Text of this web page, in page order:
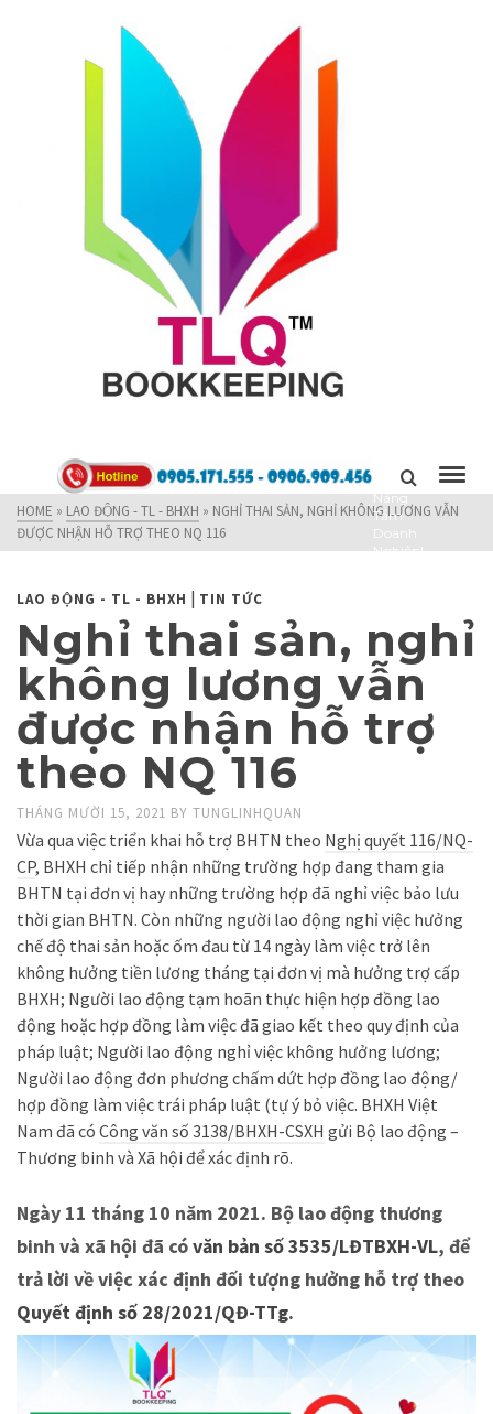
Kết Nối,
Nâng
Tầm
Doanh
Nghiệp!
HOME » LAO ĐỘNG - TL - BHXH » NGHỈ THAI SẢN, NGHỈ KHÔNG LƯƠNG VẪN
ĐƯỢC NHẬN HỖ TRỢ THEO NQ 116
LAO ĐỘNG - TL - BHXH | TIN TỨC
Nghỉ thai sản, nghỉ
không lương vẫn
được nhận hỗ trợ
theo NQ 116
THÁNG MƯỜI 15, 2021 BY TUNGLINHQUAN
Vừa qua việc triển khai hỗ trợ BHTN theo Nghị quyết 116/NQ-
CP, BHXH chỉ tiếp nhận những trường hợp đang tham gia
BHTN tại đơn vị hay những trường hợp đã nghỉ việc bảo lưu
thời gian BHTN. Còn những người lao động nghỉ việc hưởng
chế độ thai sản hoặc ốm đau từ 14 ngày làm việc trở lên
không hưởng tiền lương tháng tại đơn vị mà hưởng trợ cấp
BHXH; Người lao động tạm hoãn thực hiện hợp đồng lao
động hoặc hợp đồng làm việc đã giao kết theo quy định của
pháp luật; Người lao động nghỉ việc không hưởng lương;
Người lao động đơn phương chấm dứt hợp đồng lao động/
hợp đồng làm việc trái pháp luật (tự ý bỏ việc. BHXH Việt
Nam đã có Công văn số 3138/BHXH-CSXH gửi Bộ lao động –
Thương binh và Xã hội để xác định rõ.
Ngày 11 tháng 10 năm 2021. Bộ lao động thương
binh và xã hội đã cóvăn bản số 3535/LĐTBXH-VL, để
trả lời về việc xác định đối tượng hưởng hỗ trợ theo
Quyết định số 28/2021/QĐ-TTg.